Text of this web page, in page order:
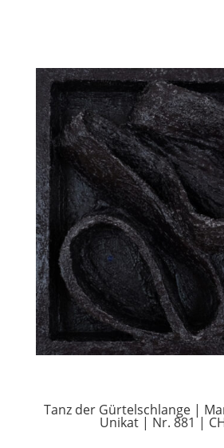
Tanz der Gürtelschlange |
Unikat | Nr. 881 |